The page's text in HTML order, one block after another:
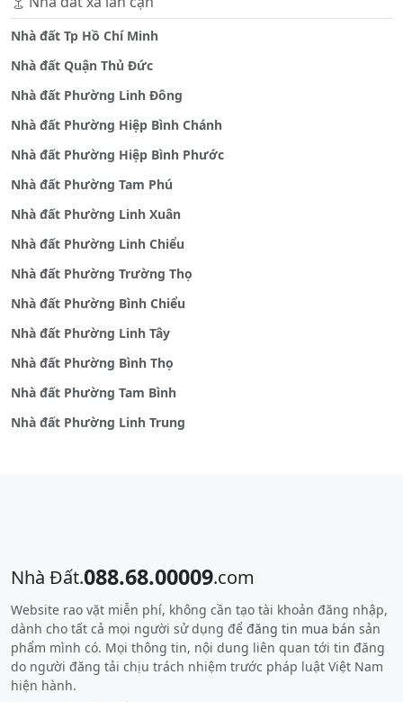
Nhà đất Tp Hồ Chí Minh
Nhà đất Quận Thủ Đức
Nhà đất Phường Linh Đông
Nhà đất Phường Hiệp Bình Chánh
Nhà đất Phường Hiệp Bình Phước
Nhà đất Phường Tam Phú
Nhà đất Phường Linh Xuân
Nhà đất Phường Linh Chiểu
Nhà đất Phường Trường Thọ
Nhà đất Phường Bình Chiểu
Nhà đất Phường Linh Tây
Nhà đất Phường Bình Thọ
Nhà đất Phường Tam Bình
Nhà đất Phường Linh Trung
Nhà Đất.088.68.00009.com
Website rao vặt miễn phí, không cần tạo tài khoản đăng nhập,
dành cho tất cả mọi người sử dụng để đăng tin mua bán sản
phẩm mình có. Mọi thông tin, nội dung liên quan tới tin đăng
do người đăng tải chịu trách nhiệm trước pháp luật Việt Nam
hiện hành.